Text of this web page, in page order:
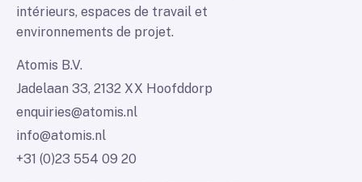
intérieurs, espaces de travail et
environnements de projet.
Atomis B.V.
Jadelaan 33, 2132 XX Hoofddorp
enquiries@atomis.nl
info@atomis.nl
+31 (0)23 554 09 20